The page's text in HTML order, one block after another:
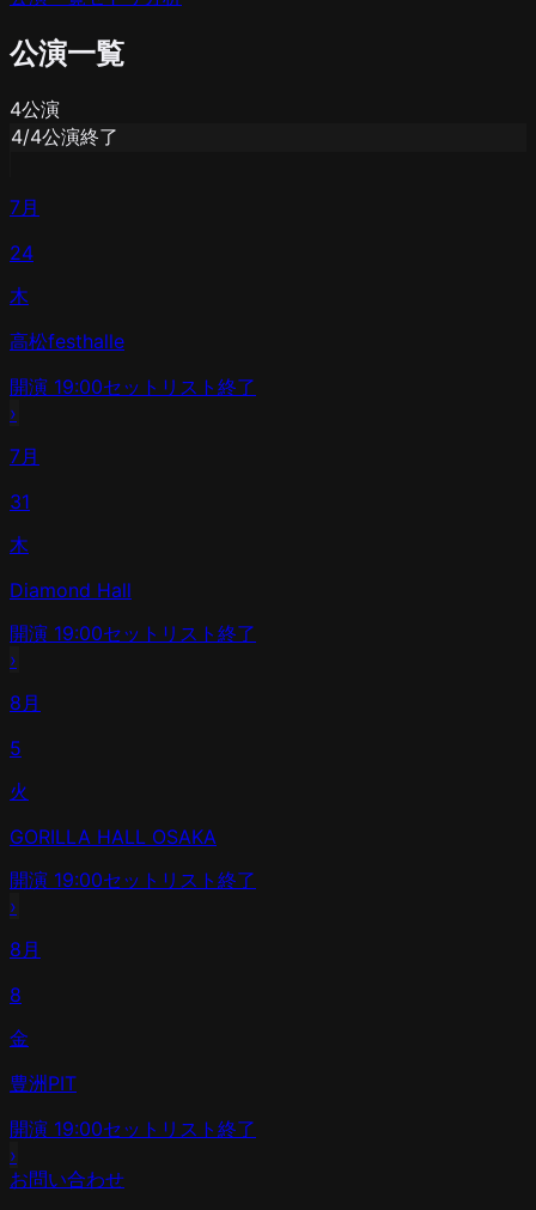
公演一覧
4公演
4/4公演終了
7月
24
木
高松festhalle
開演 19:00セットリスト 終了
›
7月
31
木
Diamond Hall
開演 19:00セットリスト 終了
›
8月
5
火
GORILLA HALL OSAKA
開演 19:00セットリスト 終了
›
8月
8
金
豊洲PIT
開演 19:00セットリスト 終了
›
お問い合わせ